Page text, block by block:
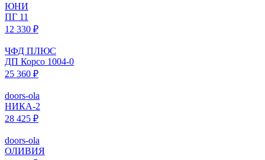
ЮНИ
ПГ 11
12 330 ₽
ЧФД ПЛЮС
ДП Корсо 1004-0
25 360 ₽
doors-ola
НИКА-2
28 425 ₽
doors-ola
ОЛИВИЯ